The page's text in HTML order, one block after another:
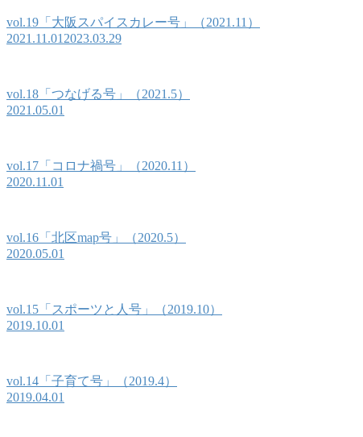
vol.19「大阪スパイスカレー号」（2021.11）
2021.11.01 2023.03.29
vol.18「つなげる号」（2021.5）
2021.05.01
vol.17「コロナ禍号」（2020.11）
2020.11.01
vol.16「北区map号」（2020.5）
2020.05.01
vol.15「スポーツと人号」（2019.10）
2019.10.01
vol.14「子育て号」（2019.4）
2019.04.01